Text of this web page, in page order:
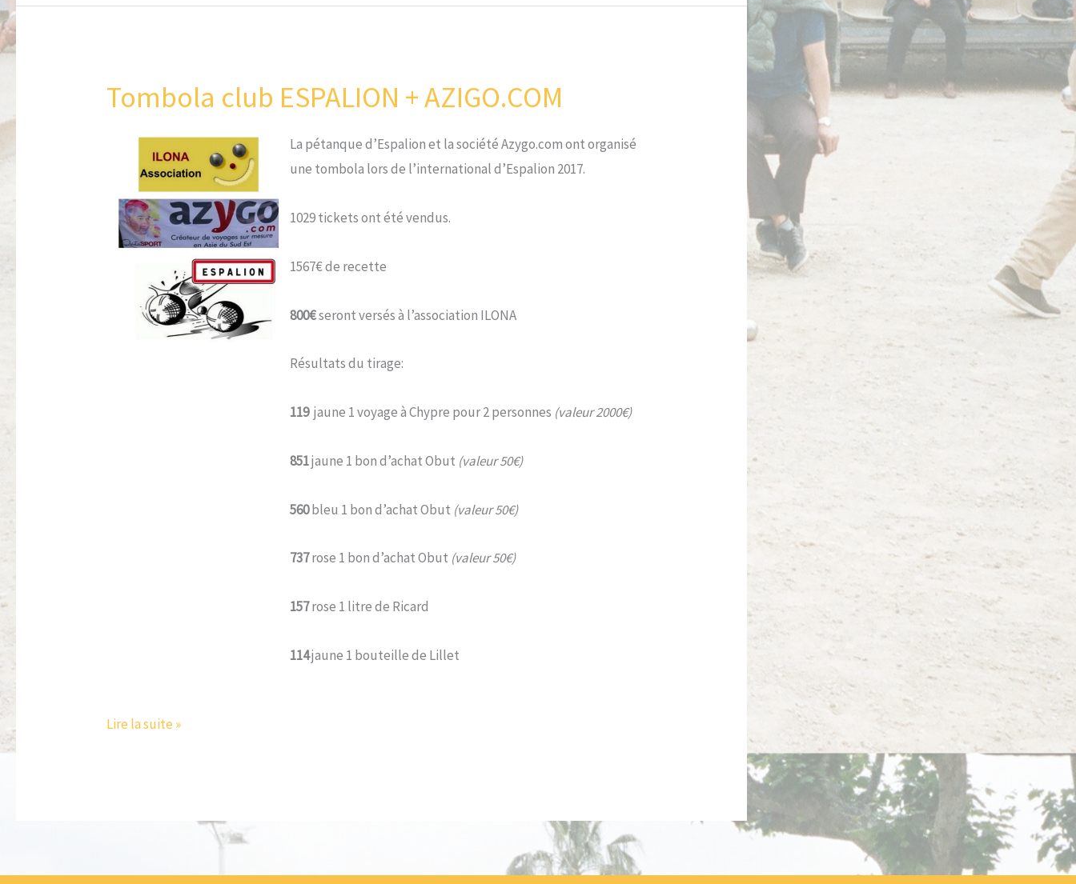
Tombola club ESPALION + AZIGO.COM
La pétanque d’Espalion et la société Azygo.com ont organisé
une tombola lors de l’international d’Espalion 2017.
1029 tickets ont été vendus.
1567€ de recette
800€seront versés à l’association ILONA
Résultats du tirage:
119jaune 1 voyage à Chypre pour 2 personnes (valeur 2000€)
851jaune 1 bon d’achat Obut (valeur 50€)
560bleu 1 bon d’achat Obut (valeur 50€)
737rose 1 bon d’achat Obut (valeur 50€)
157rose 1 litre de Ricard
114jaune 1 bouteille de Lillet
Tombola
ESPALION
AZIGO.COM
Lire la suite »